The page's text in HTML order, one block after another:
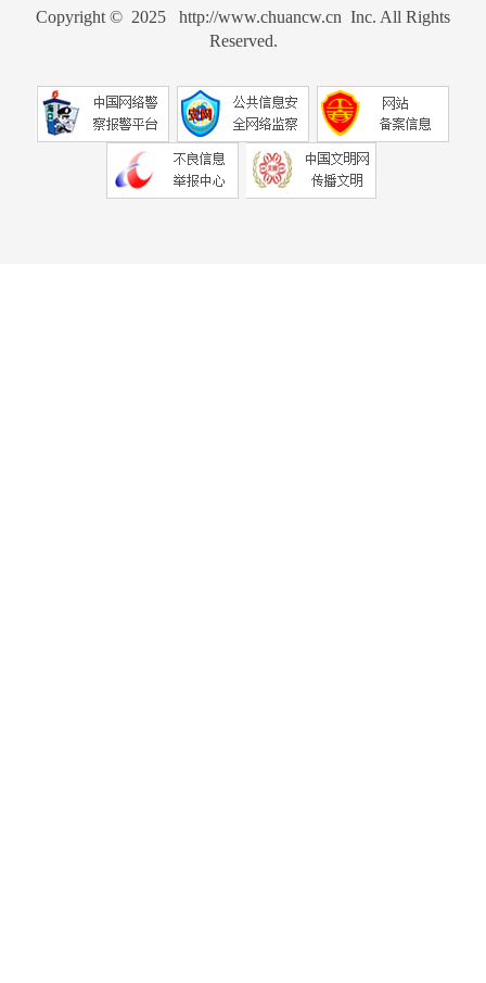
Copyright © 2025 http://www.chuancw.cn Inc. All Rights
Reserved.